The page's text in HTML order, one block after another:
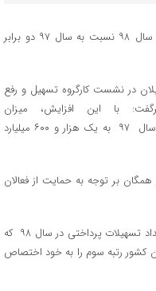
میزان سرمایه‌گذاری صنعتی در استان گیلان در سال ۹۸ نسبت به سال ۹۷ دو برابر
در نشست کارگروه تسهیل و رفع
با این افزایش، میزان
سرمایه‌گذاری صنعتی از ۸۰۰ میلیارد تومان در سال ۹۷ به یک هزار و ۶۰۰ میلیارد
بر توجه به حمایت از فعالان
استاندار گیلان گفت: همچنین گیلان به لحاظ تعداد تسهیلات پرداختی در سال ۹۸ که
تولید نام گرفته بود از میان ۳۱ استان کشور رتبه سوم را به خود اختصاص